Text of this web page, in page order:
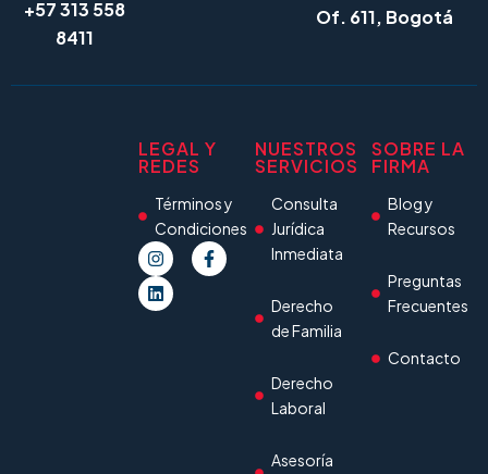
+57 313 558
8411
Of. 611, Bogotá
LEGAL Y
REDES
Términos y
Condiciones
NUESTROS
SERVICIOS
Consulta
Jurídica
Inmediata
Derecho
de Familia
Derecho
Laboral
Asesoría
SOBRE LA
FIRMA
Blog y
Recursos
Preguntas
Frecuentes
Contacto